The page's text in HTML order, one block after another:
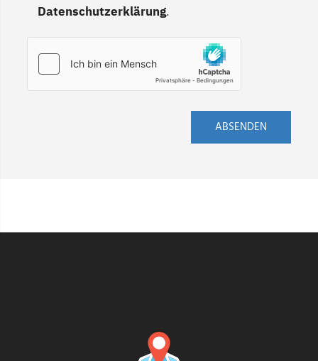
Datenschutzerklärung.
ABSENDEN